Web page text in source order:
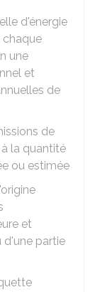
d'énergie
une
et
de
de
à la quantité
ou estimée
et
d'une partie